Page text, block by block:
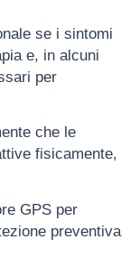
se i sintomi
e, in alcuni
per
che le
fisicamente,
GPS per
preventiva